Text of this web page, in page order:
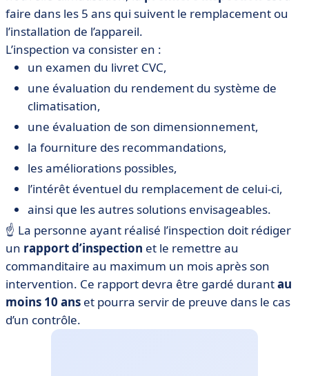
faire dans les 5 ans qui suivent le remplacement ou
l’installation de l’appareil.
L’inspection va consister en :
un examen du livret CVC,
une évaluation du rendement du système de
climatisation,
une évaluation de son dimensionnement,
la fourniture des recommandations,
les améliorations possibles,
l’intérêt éventuel du remplacement de celui-ci,
ainsi que les autres solutions envisageables.
☝ La personne ayant réalisé l’inspection doit rédiger
un rapport d’inspection et le remettre au
commanditaire au maximum un mois après son
intervention. Ce rapport devra être gardé durantau
moins 10 ans et pourra servir de preuve dans le cas
d’un contrôle.